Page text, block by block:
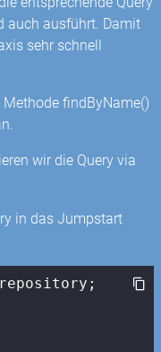
auch ausführt. Damit
sehr schnell
findByName()
wir die Query via
in das Jumpstart